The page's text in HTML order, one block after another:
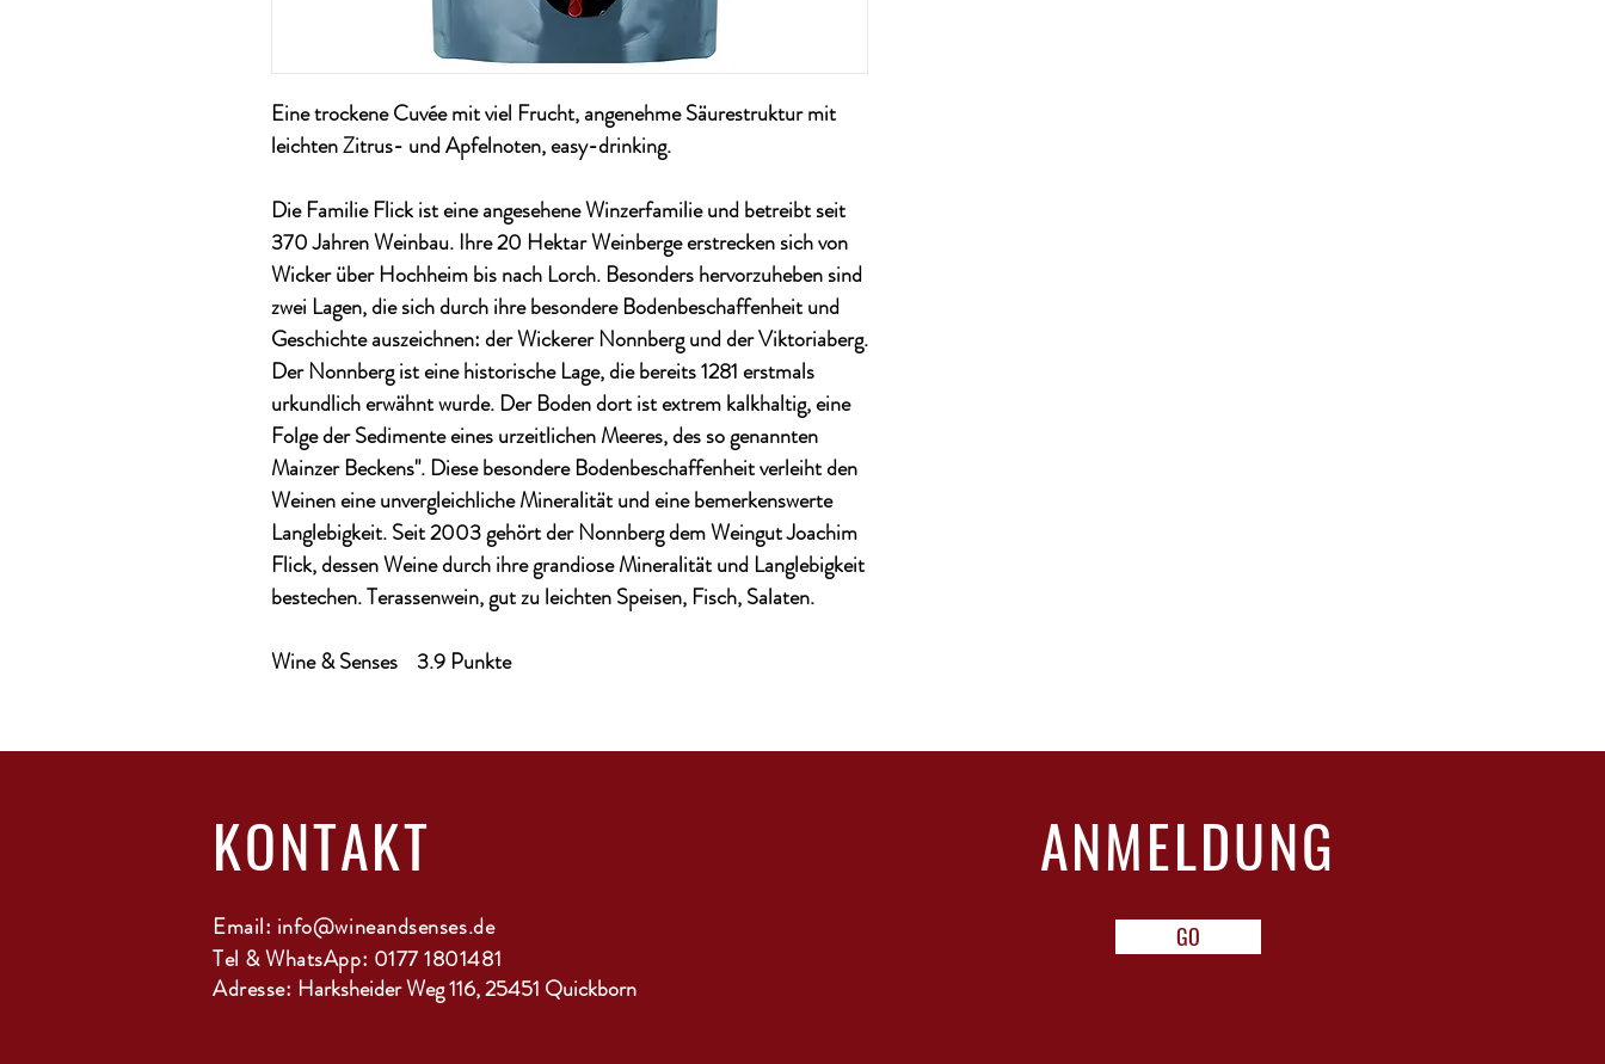
Eine trockene Cuvée mit viel Frucht, angenehme Säurestruktur mit
leichten Zitrus- und Apfelnoten, easy-drinking.
Die Familie Flick ist eine angesehene Winzerfamilie und betreibt seit
370 Jahren Weinbau. Ihre 20 Hektar Weinberge erstrecken sich von
Wicker über Hochheim bis nach Lorch. Besonders hervorzuheben sind
zwei Lagen, die sich durch ihre besondere Bodenbeschaffenheit und
Geschichte auszeichnen: der Wickerer Nonnberg und der Viktoriaberg.
Der Nonnberg ist eine historische Lage, die bereits 1281 erstmals
urkundlich erwähnt wurde. Der Boden dort ist extrem kalkhaltig, eine
Folge der Sedimente eines urzeitlichen Meeres, des so genannten
Mainzer Beckens". Diese besondere Bodenbeschaffenheit verleiht den
Weinen eine unvergleichliche Mineralität und eine bemerkenswerte
Langlebigkeit. Seit 2003 gehört der Nonnberg dem Weingut Joachim
Flick, dessen Weine durch ihre grandiose Mineralität und Langlebigkeit
bestechen. Terassenwein, gut zu leichten Speisen, Fisch, Salaten.
Wine & Senses 3.9 Punkte
KONTAKT
Email: info@wineandsenses.de
Tel & WhatsApp: 0177 1801481
Adresse: Harksheider Weg 116, 25451 Quickborn
ANMELDUNG
GO